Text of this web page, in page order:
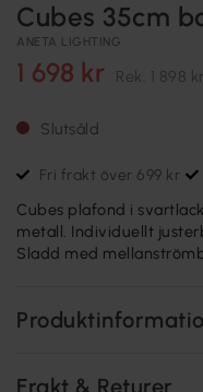
Cubes 35cm
ANETA LIGHTING
1 698 kr Rek. 1 898 kr
Slutsåld
Fri frakt över 699 kr
Cubes plafond i
metall. Individuellt
Sladd med
Frakt & Returer